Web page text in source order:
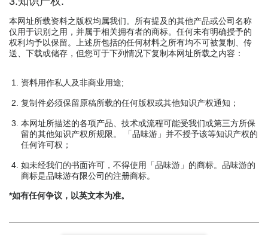
本网址所载资料之版权均属我们。所有提及的其他产品或公司名称
仅用于识别之用，并属于相关拥有者的商标。任何未有明确授予的
权利均予以保留。上述所包括的任何材料之所有均不可被复制、传
送、下载或储存，但您可于下列情况下复制本网址所载之内容：
资料用作私人及非商业用途;
复制件必须保留原稿所载的任何版权或其他知识产权通知；
本网址所描述的各项产品、技术或流程可能受我们或第三方所保
留的其他知识产权所规限。 「品味游」并不授予该等知识产权的
任何许可权；
如未经我们的书面许可，不得使用「品味游」的商标。品味游的
商标是品味游有限公司的注册商标。
*如有任何争议，以英文本为准。